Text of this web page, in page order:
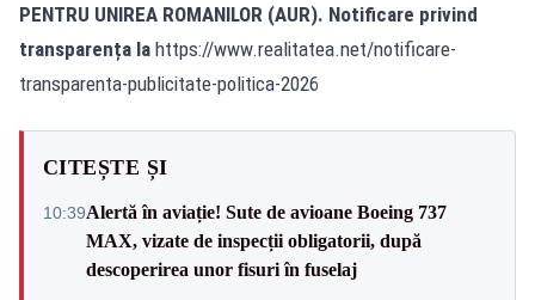
PENTRU UNIREA ROMANILOR (AUR). Notificare privind
transparența la https://www.realitatea.net/notificare-
transparenta-publicitate-politica-2026
CITEȘTE ȘI
10:39Alertă în aviație! Sute de avioane Boeing 737
MAX, vizate de inspecții obligatorii, după
descoperirea unor fisuri în fuselaj